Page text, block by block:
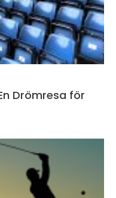
Drömresa för